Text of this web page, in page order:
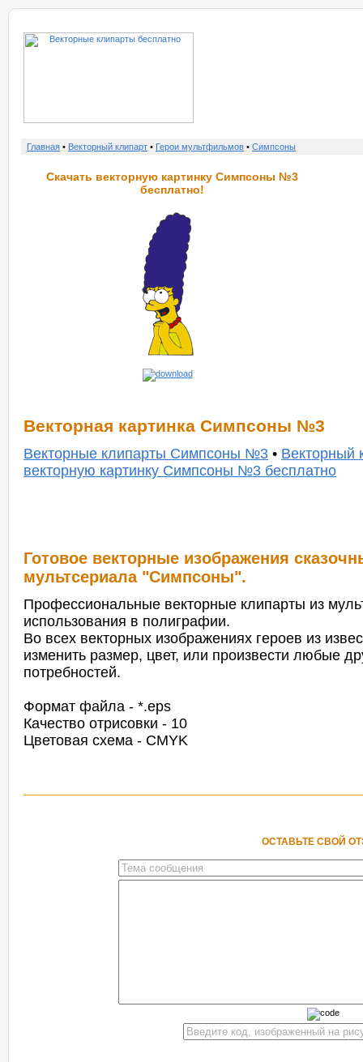
Главная • Векторный клипарт • Герои мультфильмов • Симпсоны
Скачать векторную картинку Симпсоны №3
бесплатно!
Векторная картинка Симпсоны №3
Векторные клипарты Симпсоны №3 • Векторный
векторную картинку Симпсоны №3 бесплатно
Готовое векторные изображения
мультсериала "Симпсоны".
Профессиональные векторные клипарты из
использования в полиграфии.
Во всех векторных изображениях героев из
изменить размер, цвет, или произвести любые
потребностей.
Формат файла - *.eps
Качество отрисовки - 10
Цветовая схема - CMYK
ОСТАВЬТЕ СВОЙ